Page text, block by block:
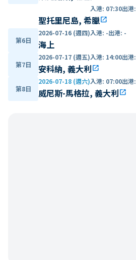
入港: 07:30出港:
聖托里尼島, 希臘open_in_new
第6日
2026-07-16 (週四)入港: -出港: -
海上
第7日
2026-07-17 (週五)入港: 14:00出港:
安科納, 義大利open_in_new
第8日
2026-07-18 (週六)入港: 07:00出港:
威尼斯-馬格拉, 義大利open_in_new